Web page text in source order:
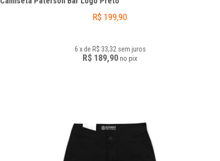
R$ 199,90
6 x de R$ 33,32 sem juros
R$ 189,90no pix